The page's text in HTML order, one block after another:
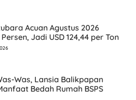
Acuan Agustus 2026
Jadi USD 124,44 per Ton
Was, Lansia Balikpapan
Bedah Rumah BSPS